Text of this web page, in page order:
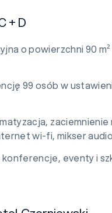
+ D
o powierzchni 90
99 osób w
wi-fi, mikser
eventy i